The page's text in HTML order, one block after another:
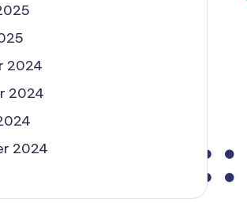
2024
2024
2024